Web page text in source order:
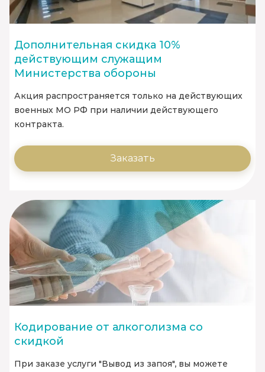
Дополнительная скидка 10%
действующим служащим
Министерства обороны
Акция распространяется только на действующих
военных МО РФ при наличии действующего
контракта.
Заказать
Кодирование от алкоголизма со
скидкой
При заказе услуги "Вывод из запоя", вы можете